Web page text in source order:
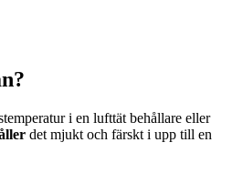
i en lufttät behållare eller
det mjukt och färskt i upp till en